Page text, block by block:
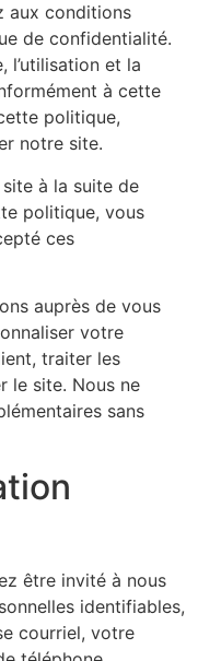
aux conditions
de confidentialité.
l’utilisation et la
à cette
politique,
notre site.
à la suite de
politique, vous
ces
auprès de vous
votre
traiter les
le site. Nous ne
sans
être invité à nous
identifiables,
courriel, votre